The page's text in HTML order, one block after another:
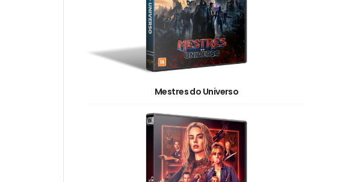
Mestres do Universo